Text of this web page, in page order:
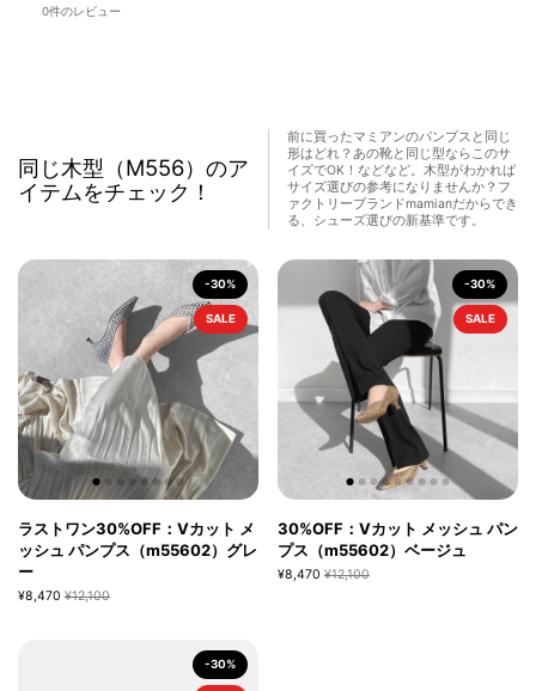
0件のレビュー
同じ木型（M556）のア
イテムをチェック！
前に買ったマミアンのパンプスと同じ
形はどれ？あの靴と同じ型ならこのサ
イズでOK！などなど。木型がわかれば
サイズ選びの参考になりませんか？フ
ァクトリーブランドmamianだからでき
る、シューズ選びの新基準です。
ラストワン30%OFF：Vカット メ
ッシュ パンプス（m55602）グレ
ー
¥8,470 ¥12,100
-30%
SALE
30%OFF：Vカット メッシュ パン
プス（m55602）ベージュ
¥8,470 ¥12,100
-30%
SALE
-30%